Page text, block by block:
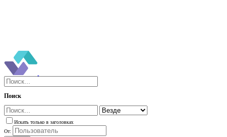
Поиск
Искать только в заголовках
От: